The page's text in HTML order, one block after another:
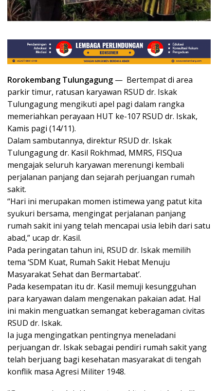
Rorokembang Tulungagung — Bertempat di area
parkir timur, ratusan karyawan RSUD dr. Iskak
Tulungagung mengikuti apel pagi dalam rangka
memeriahkan perayaan HUT ke-107 RSUD dr. Iskak,
Kamis pagi (14/11).
Dalam sambutannya, direktur RSUD dr. Iskak
Tulungagung dr. Kasil Rokhmad, MMRS, FISQua
mengajak seluruh karyawan merenungi kembali
perjalanan panjang dan sejarah perjuangan rumah
sakit.
“Hari ini merupakan momen istimewa yang patut kita
syukuri bersama, mengingat perjalanan panjang
rumah sakit ini yang telah mencapai usia lebih dari satu
abad,” ucap dr. Kasil.
Pada peringatan tahun ini, RSUD dr. Iskak memilih
tema ‘SDM Kuat, Rumah Sakit Hebat Menuju
Masyarakat Sehat dan Bermartabat’.
Pada kesempatan itu dr. Kasil memuji kesungguhan
para karyawan dalam mengenakan pakaian adat. Hal
ini makin menguatkan semangat keberagaman civitas
RSUD dr. Iskak.
Ia juga mengingatkan pentingnya meneladani
perjuangan dr. Iskak sebagai pendiri rumah sakit yang
telah berjuang bagi kesehatan masyarakat di tengah
konflik masa Agresi Militer 1948.